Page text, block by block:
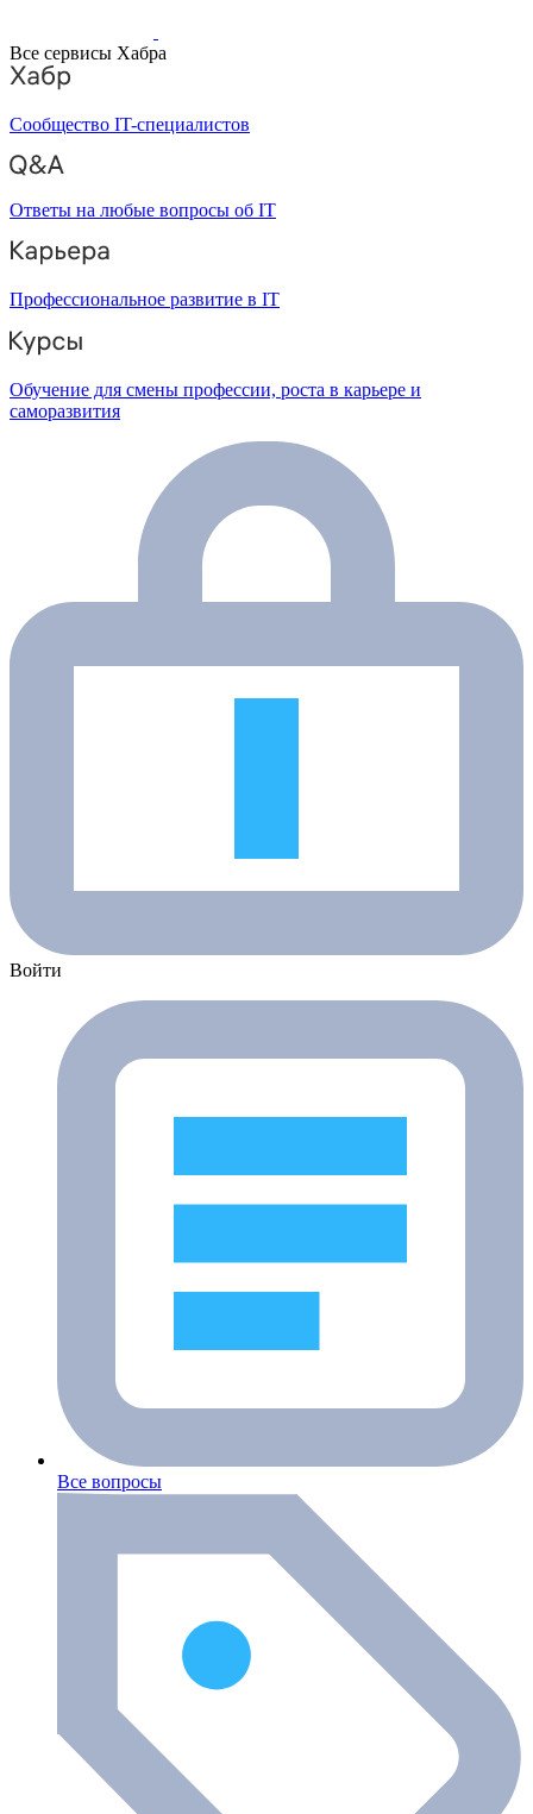
Все сервисы Хабра
Сообщество IT-специалистов
Ответы на любые вопросы об IT
Профессиональное развитие в IT
Обучение для смены профессии, роста в карьере и
саморазвития
Войти
Все вопросы